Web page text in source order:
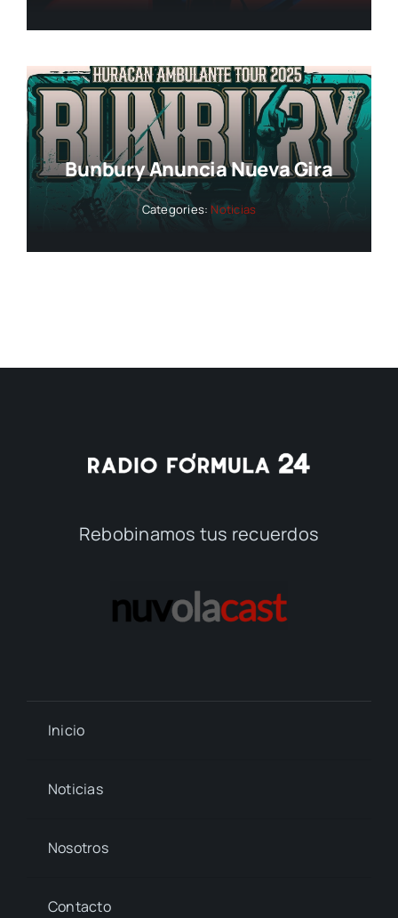
Bunbury Anuncia Nueva Gira
Categories: Noticias
Rebobinamos tus recuerdos
Inicio
Noticias
Nosotros
Contacto